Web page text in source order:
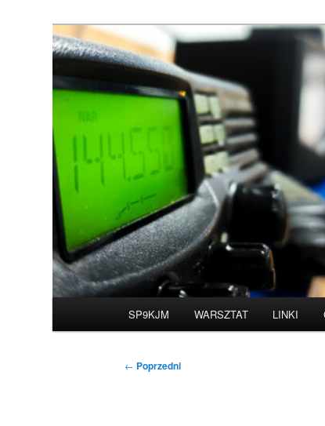
Przeskocz
Witamy na
SP9KJM WARSZTAT LINKI
Nawigacja
← Poprzedni